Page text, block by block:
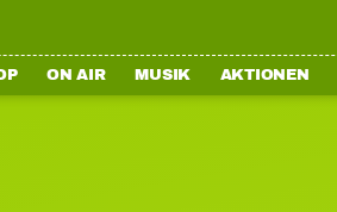
ON AIR MUSIK AKTIONEN